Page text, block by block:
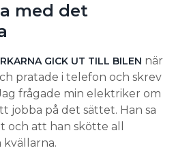
med det
GICK UT TILL BILEN när
pratade i telefon och skrev
frågade min elektriker om
jobba på det sättet. Han sa
och att han skötte all
kvällarna.